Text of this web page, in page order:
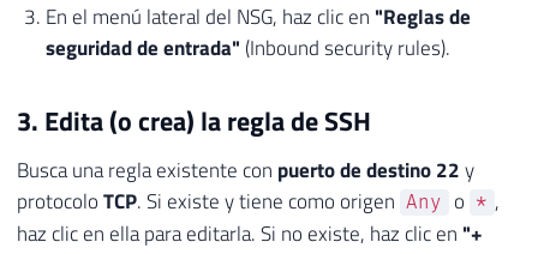
En el menú lateral del NSG, haz clic en "Reglas de
seguridad de entrada" (Inbound security rules).
3. Edita (o crea) la regla de SSH
Busca una regla existente con puerto de destino 22y
protocoloTCP. Si existe y tiene como origen Any o * ,
haz clic en ella para editarla. Si no existe, haz clic en "+